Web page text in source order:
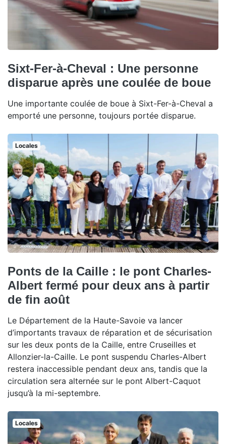
Sixt-Fer-à-Cheval : Une personne
disparue après une coulée de boue
Une importante coulée de boue à Sixt-Fer-à-Cheval a
emporté une personne, toujours portée disparue.
Locales
Ponts de la Caille : le pont Charles-
Albert fermé pour deux ans à partir
de fin août
Le Département de la Haute-Savoie va lancer
d’importants travaux de réparation et de sécurisation
sur les deux ponts de la Caille, entre Cruseilles et
Allonzier-la-Caille. Le pont suspendu Charles-Albert
restera inaccessible pendant deux ans, tandis que la
circulation sera alternée sur le pont Albert-Caquot
jusqu’à la mi-septembre.
Locales